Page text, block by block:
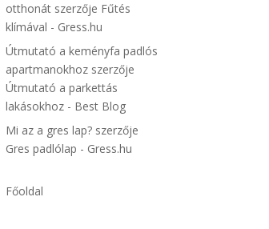
otthonát szerzője Fűtés
klímával - Gress.hu
Útmutató a keményfa padlós
apartmanokhoz szerzője
Útmutató a parkettás
lakásokhoz - Best Blog
Mi az a gres lap? szerzője
Gres padlólap - Gress.hu
Főoldal